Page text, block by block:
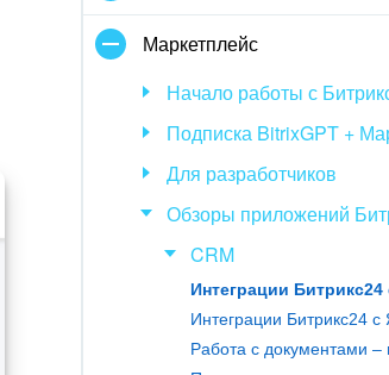
Маркетплейс
Начало работы с
Подписка BitrixGPT +
Для разработчиков
Обзоры приложений
CRM
Интеграции Битрикс24
Интеграции Битрикс24 с
Работа с документами –